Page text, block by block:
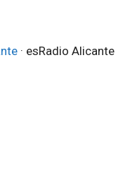
· esRadio Alicante